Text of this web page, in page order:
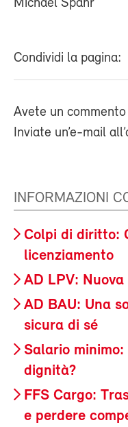
Michael Spahr
Condividi la pagina:
Avete un
Inviate un’e-mail
INFORMAZIONI
Colpi di diritto:
licenziamento
AD LPV:
AD BAU: Una
sicura di sé
Salario
dignità?
FFS Cargo:
e perdere